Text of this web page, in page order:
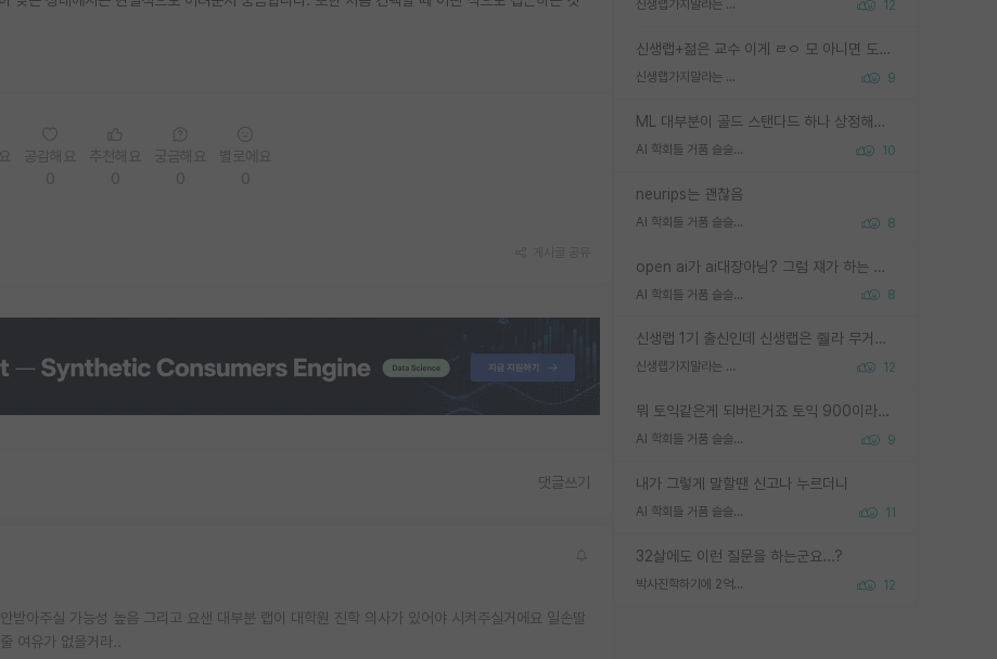
신생랩가지말라는 이유가 있었구나 12
신생랩+젊은 교수 이게 ㄹㅇ 모 아니면 도인듯.
신생랩가지말라는 이유가 있었구나 9
ML 대부분이 골드 스탠다드 하나 상정해놓고 (벤치마크 데이터셋이 여러 개면 여러 개 상정) 그거 얼마나 잘 맞추나 싸움임 가끔 번뜩이는 설계 철학을 보여주는 논문들도 있지만 대부분 그거 성적 얼마나 더 올리느라에 혈안이 되어 있는 측면이 잇음
AI 학회들 거품 슬슬 지적이 나오네요 10
neurips는 괜찮음
AI 학회들 거품 슬슬 지적이 나오네요 8
open ai가 ai대장아님? 그럼 쟤가 하는 말이 다 맞겠네
AI 학회들 거품 슬슬 지적이 나오네요 8
신생랩 1기 출신인데 신생랩은 줠라 무거운 바벨 같은거임. 들면 대박인데 못들면 깔려 죽음. 아무도 알려주지 않는 환경에서 자생해야하지만, 일단 살아남았다면 그 어떤 사람보다 악착같고 생존력 높은 사람으로 거듭날 수 있음
신생랩가지말라는 이유가 있었구나 12
뭐 토익같은게 되버린거죠 토익 900이라고 영어잘하는건 아닙니다만 잘하는사람은 다 900을 넘는 그런
AI 학회들 거품 슬슬 지적이 나오네요 9
내가 그렇게 말할땐 신고나 누르더니
AI 학회들 거품 슬슬 지적이 나오네요 11
32살에도 이런 질문을 하는군요...?
박사진학하기에 2억은 괜찮은 (?) 정도의 경제력인가요 12
댓글쓰기
받아주실 가능성 높음 그리고 요샌 대부분 랩이 대학원 진학 의사가 있어야 시켜주실거에요 일손딸
여유가 없을거라..